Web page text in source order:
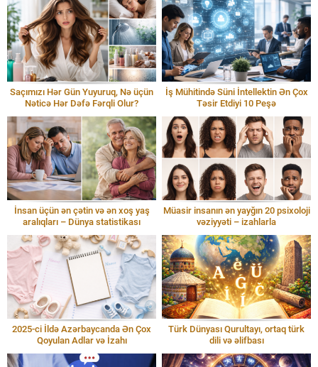
Saçımızı Hər Gün Yuyuruq, Nə üçün
Nəticə Hər Dəfə Fərqli Olur?
İş Mühitində Süni İntellektin Ən Çox
Təsir Etdiyi 10 Peşə
İnsan üçün ən çətin və ən xoş yaş
aralıqları – Dünya statistikası
Müasir insanın ən yayğın 20 psixoloji
vəziyyəti – izahlarla
2025-ci İldə Azərbaycanda Ən Çox
Qoyulan Adlar və İzahı
Türk Dünyası Qurultayı, ortaq türk
dili və əlifbası